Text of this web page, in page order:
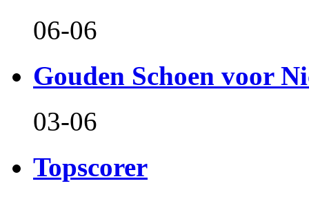
06-06
Gouden Schoen voor
03-06
Topscorer